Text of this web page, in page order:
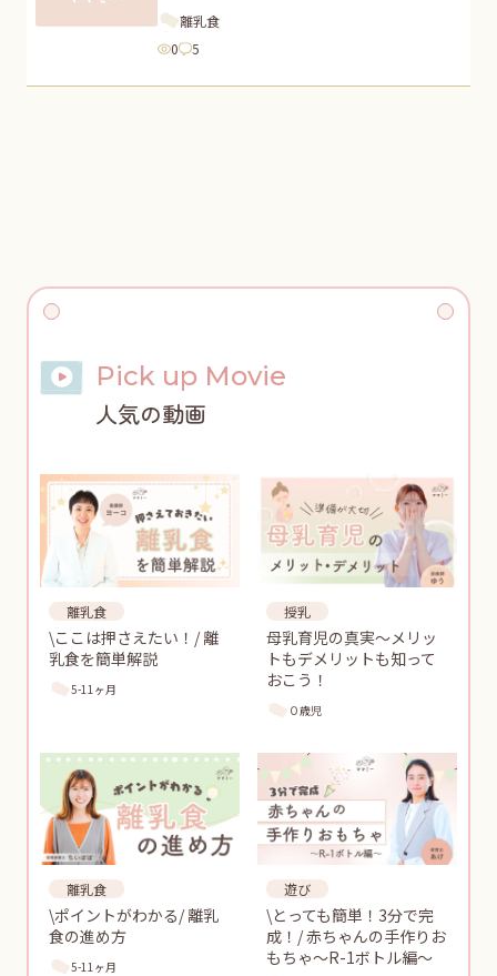
離乳食
0
5
Pick up Movie
人気の動画
離乳食
\ここは押さえたい！/ 離
乳食を簡単解説
5-11ヶ月
授乳
母乳育児の真実〜メリッ
トもデメリットも知って
おこう！
０歳児
離乳食
\ポイントがわかる/ 離乳
食の進め方
5-11ヶ月
遊び
\とっても簡単！3分で完
成！/ 赤ちゃんの手作りお
もちゃ〜R-1ボトル編〜